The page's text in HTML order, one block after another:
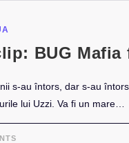
BUG Mafia
s-au întors, dar s-au
lui Uzzi. Va fi un mare…